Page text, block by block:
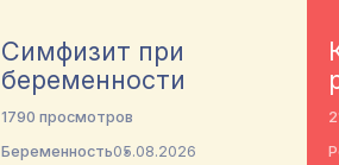
Симфизит при
беременности
1790 просмотров
Беременность05.08.2026